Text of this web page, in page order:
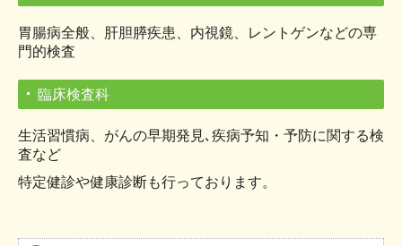
胃腸病全般、肝胆膵疾患、内視鏡、レントゲンなどの専
門的検査
臨床検査科
生活習慣病、がんの早期発見､疾病予知・予防に関する検
査など
特定健診や健康診断も行っております。